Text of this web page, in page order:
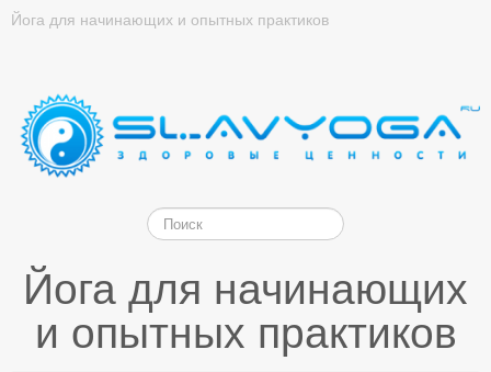
Йога для начинающих и опытных практиков
Йога для начинающих
и опытных практиков